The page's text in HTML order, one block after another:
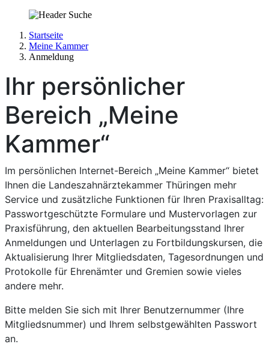
Startseite
Meine Kammer
Anmeldung